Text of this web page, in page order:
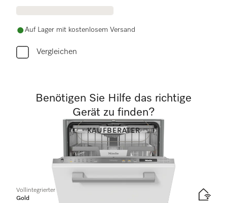
Auf Lager mit kostenlosem Versand
Vergleichen
Vollintegrierter Geschirrspüler XXL
Gold
Benötigen Sie Hilfe das richtige
Gerät zu finden?
KAUFBERATER